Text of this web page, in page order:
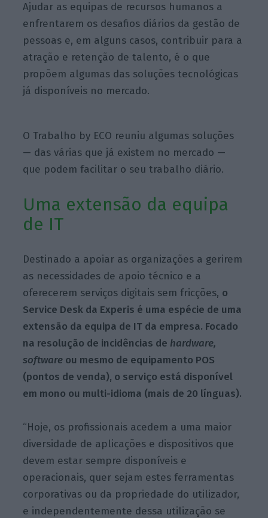
Ajudar as equipas de recursos humanos a
enfrentarem os desafios diários da gestão de
pessoas e, em alguns casos, contribuir para a
atração e retenção de talento, é o que
propõem algumas das soluções tecnológicas
já disponíveis no mercado.
O Trabalho by ECO reuniu algumas soluções
— das várias que já existem no mercado —
que podem facilitar o seu trabalho diário.
Uma extensão da equipa
de IT
Destinado a apoiar as organizações a gerirem
as necessidades de apoio técnico e a
oferecerem serviços digitais sem fricções, o
Service Desk da Experis é uma espécie de uma
extensão da equipa de IT da empresa. Focado
na resolução de incidências de hardware,
software ou mesmo de equipamento POS
(pontos de venda), o serviço está disponível
em mono ou multi-idioma (mais de 20 línguas).
“Hoje, os profissionais acedem a uma maior
diversidade de aplicações e dispositivos que
devem estar sempre disponíveis e
operacionais, quer sejam estes ferramentas
corporativas ou da propriedade do utilizador,
e independentemente dessa utilização se